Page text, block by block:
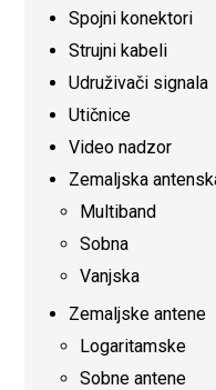
Spojni konektori
Strujni kabeli
Udruživači signala
Utičnice
Video nadzor
Zemaljska
Multiband
Sobna
Vanjska
Zemaljske antene
Logaritamske
Sobne antene